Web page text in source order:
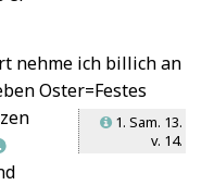
nehme ich billich an
Oster=Festes
L1. Sam. 13.
v. 14.